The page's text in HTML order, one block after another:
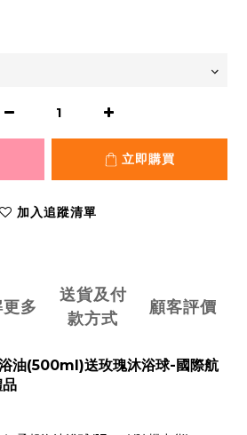
立即購買
加入追蹤清單
多
送貨及付
款方式
顧客評價
油(500ml)送玫瑰沐浴球-國際航